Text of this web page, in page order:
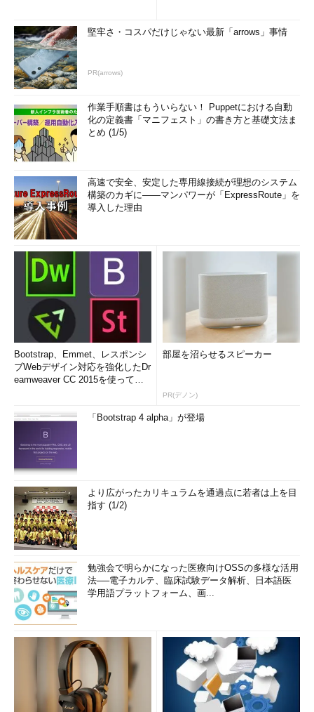
堅牢さ・コスパだけじゃない最新「arrows」事情
PR(arrows)
作業手順書はもういらない！ Puppetにおける自動
化の定義書「マニフェスト」の書き方と基礎文法ま
とめ (1/5)
高速で安全、安定した専用線接続が理想のシステム
構築のカギに――マンパワーが「ExpressRoute」を
導入した理由
Bootstrap、Emmet、レスポンシ
ブWebデザイン対応を強化したDr
eamweaver CC 2015を使って
部屋を沼らせるスピーカー
PR(デノン)
「Bootstrap 4 alpha」が登場
より広がったカリキュラムを通過点に若者は上を目
指す (1/2)
勉強会で明らかになった医療向けOSSの多様な活用
法──電子カルテ、臨床試験データ解析、日本語医
学用語プラットフォーム、画...